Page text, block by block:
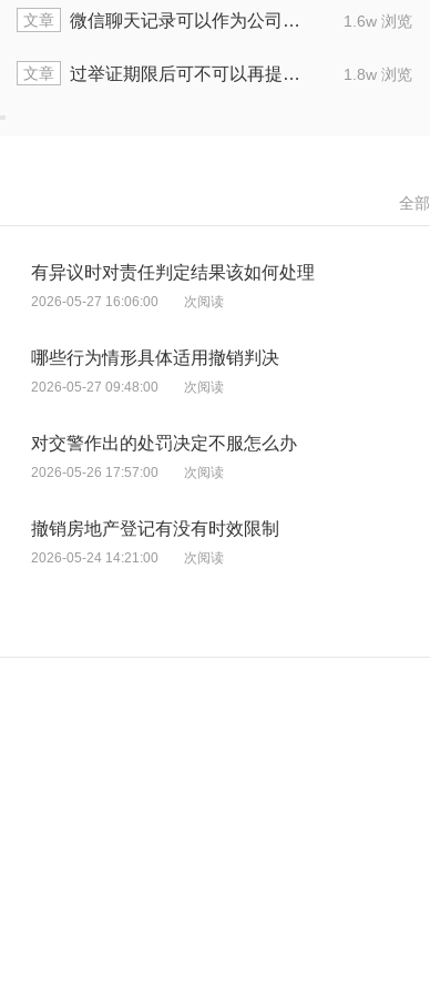
1.6w 浏览
文章 微信聊天记录可以作为公司证据起诉吗
1.8w 浏览
文章 过举证期限后可不可以再提供新证据
全部
有异议时对责任判定结果该如何处理
2026-05-27 16:06:00 次阅读
哪些行为情形具体适用撤销判决
2026-05-27 09:48:00 次阅读
对交警作出的处罚决定不服怎么办
2026-05-26 17:57:00 次阅读
撤销房地产登记有没有时效限制
2026-05-24 14:21:00 次阅读